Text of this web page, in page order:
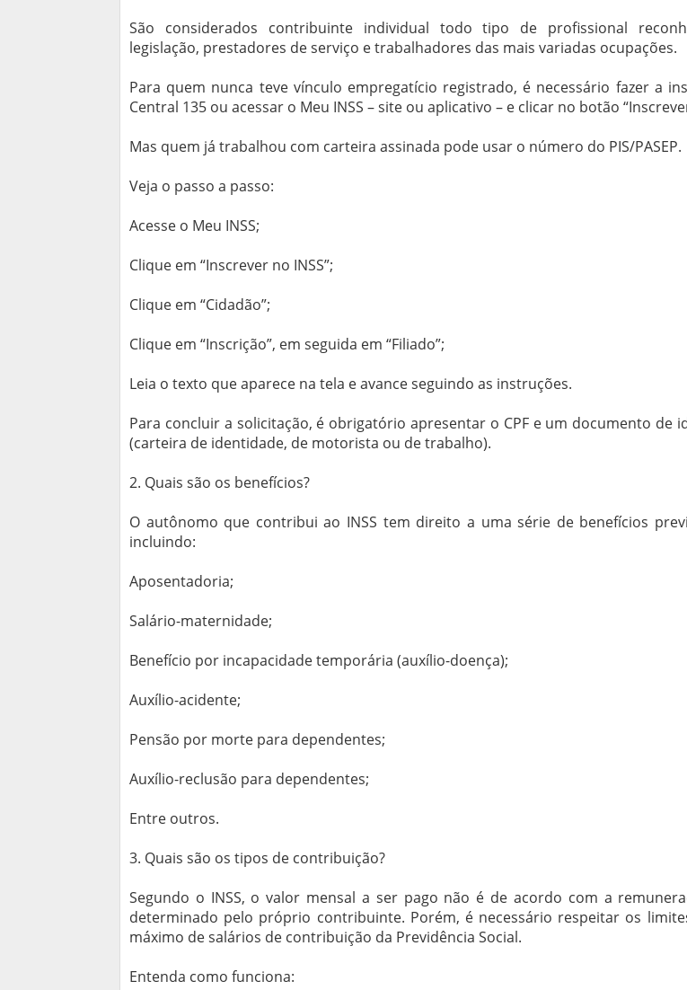
São considerados contribuinte individual todo tipo de profissional
legislação, prestadores de serviço e trabalhadores das mais variadas ocupações.
Para quem nunca teve vínculo empregatício registrado, é necessário fazer a
Central 135 ou acessar o Meu INSS – site ou aplicativo – e clicar no botão
Mas quem já trabalhou com carteira assinada pode usar o número do PIS/PASEP.
Veja o passo a passo:
Acesse o Meu INSS;
Clique em “Inscrever no INSS”;
Clique em “Cidadão”;
Clique em “Inscrição”, em seguida em “Filiado”;
Leia o texto que aparece na tela e avance seguindo as instruções.
Para concluir a solicitação, é obrigatório apresentar o CPF e um documento de
(carteira de identidade, de motorista ou de trabalho).
2. Quais são os benefícios?
O autônomo que contribui ao INSS tem direito a uma série de benefícios
incluindo:
Aposentadoria;
Salário-maternidade;
Benefício por incapacidade temporária (auxílio-doença);
Auxílio-acidente;
Pensão por morte para dependentes;
Auxílio-reclusão para dependentes;
Entre outros.
3. Quais são os tipos de contribuição?
Segundo o INSS, o valor mensal a ser pago não é de acordo com a
determinado pelo próprio contribuinte. Porém, é necessário respeitar os
máximo de salários de contribuição da Previdência Social.
Entenda como funciona: